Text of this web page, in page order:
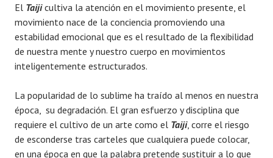
El Taijicultiva la atención en el movimiento presente, el
movimiento nace de la conciencia promoviendo una
estabilidad emocional que es el resultado de la flexibilidad
de nuestra mente y nuestro cuerpo en movimientos
inteligentemente estructurados.
La popularidad de lo sublime ha traído al menos en nuestra
época, su degradación. El gran esfuerzo y disciplina que
requiere el cultivo de un arte como el Taiji, corre el riesgo
de esconderse tras carteles que cualquiera puede colocar,
en una época en que la palabra pretende sustituir a lo que